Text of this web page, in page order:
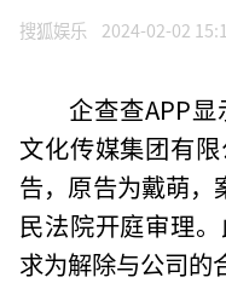
搜狐娱乐 2024-02-02
企查查APP
文化传媒集团有
告，原告为戴萌，
民法院开庭审理
求为解除与公司的